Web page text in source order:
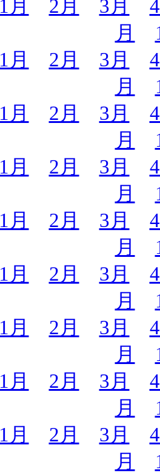
1月 2月 3月
月
1月 2月 3月
月
1月 2月 3月
月
1月 2月 3月
月
1月 2月 3月
月
1月 2月 3月
月
1月 2月 3月
月
1月 2月 3月
月
1月 2月 3月
月